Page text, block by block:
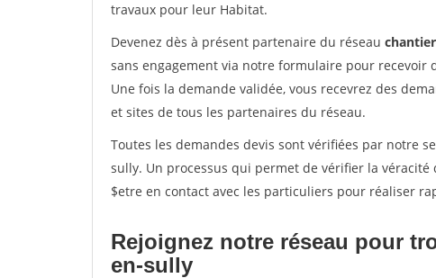
travaux pour leur Habitat.
Devenez dès à présent partenaire du réseau
sans engagement via notre formulaire pour recevoir
Une fois la demande validée, vous recevrez des
et sites de tous les partenaires du réseau.
Toutes les demandes devis sont vérifiées par notre
sully. Un processus qui permet de vérifier la
$etre en contact avec les particuliers pour réaliser
Rejoignez notre réseau pour
en-sully